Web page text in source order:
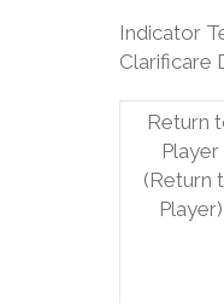
Indicator
Clarificare
Return
Player
(Return
Player)